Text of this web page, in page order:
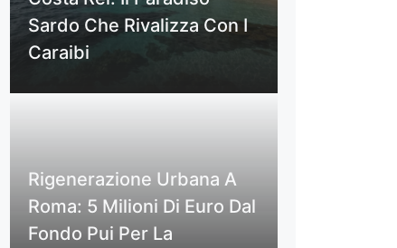
Sardo Che Rivalizza Con I
Caraibi
Rigenerazione Urbana A
Roma: 5 Milioni Di Euro Dal
Fondo Pui Per La